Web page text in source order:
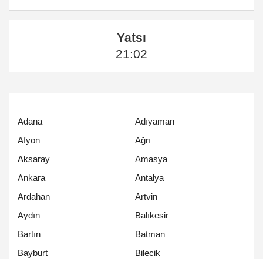
Yatsı
21:02
Adana
Adıyaman
Afyon
Ağrı
Aksaray
Amasya
Ankara
Antalya
Ardahan
Artvin
Aydın
Balıkesir
Bartın
Batman
Bayburt
Bilecik